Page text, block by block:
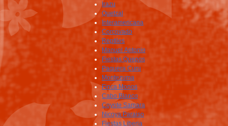
Irazu
Quetzal
Interamericana
Corcovado
Reptiles
Manuel Antonio
Fiestas Quepos
Paquera Curu
Montezuma
Finca Monos
Cabo Blanco
Coyote Samara
Nicoya Paraiso
Fiestas Liberia